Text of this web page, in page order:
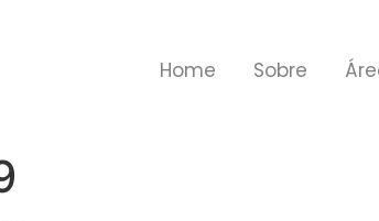
Home Sobre